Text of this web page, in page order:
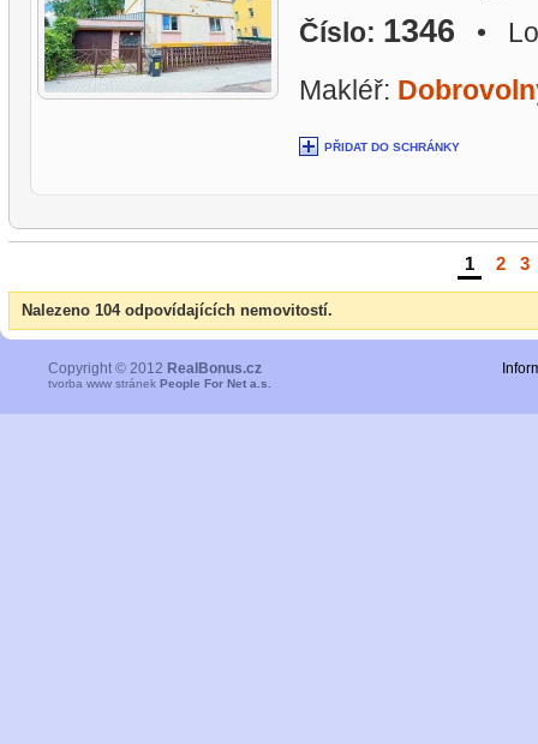
Číslo: 1346 •
Makléř:
PŘIDAT DO SCHRÁNKY
1 2 3
Nalezeno 104 odpovídajících nemovitostí.
Copyright © 2012 RealBonus.cz
tvorba www stránek People For Net a.s.